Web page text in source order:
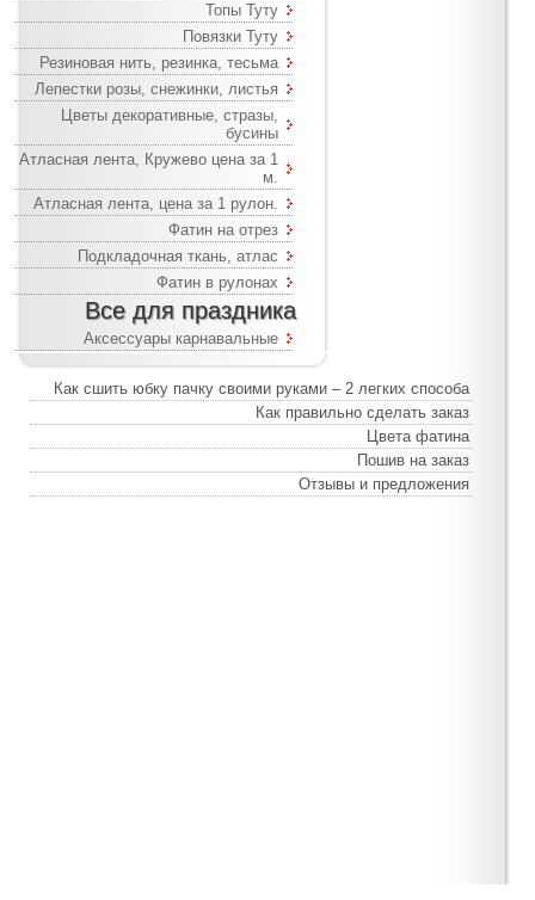
Топы Туту
Повязки Туту
Резиновая нить, резинка, тесьма
Лепестки розы, снежинки, листья
Цветы декоративные, стразы,
бусины
Атласная лента, Кружево цена за 1
м.
Атласная лента, цена за 1 рулон.
Фатин на отрез
Подкладочная ткань, атлас
Фатин в рулонах
Все для праздника
Аксессуары карнавальные
Как сшить юбку пачку своими руками – 2 легких способа
Как правильно сделать заказ
Цвета фатина
Пошив на заказ
Отзывы и предложения